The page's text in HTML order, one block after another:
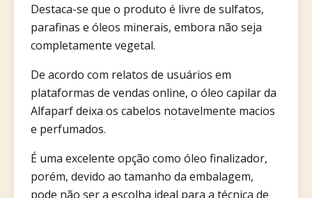
Destaca-se que o produto é livre de sulfatos,
parafinas e óleos minerais, embora não seja
completamente vegetal.
De acordo com relatos de usuários em
plataformas de vendas online, o óleo capilar da
Alfaparf deixa os cabelos notavelmente macios
e perfumados.
É uma excelente opção como óleo finalizador,
porém, devido ao tamanho da embalagem,
pode não ser a escolha ideal para a técnica de